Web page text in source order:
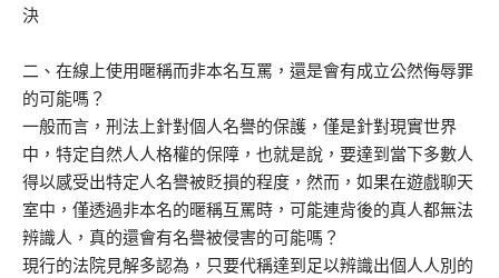
決
二、在線上使用暱稱而非本名互罵，還是會有成立公然侮辱罪
的可能嗎？
一般而言，刑法上針對個人名譽的保護，僅是針對現實世界
中，特定自然人人格權的保障，也就是說，要達到當下多數人
得以感受出特定人名譽被貶損的程度，然而，如果在遊戲聊天
室中，僅透過非本名的暱稱互罵時，可能連背後的真人都無法
辨識人，真的還會有名譽被侵害的可能嗎？
現行的法院見解多認為，只要代稱達到足以辨識出個人人別的